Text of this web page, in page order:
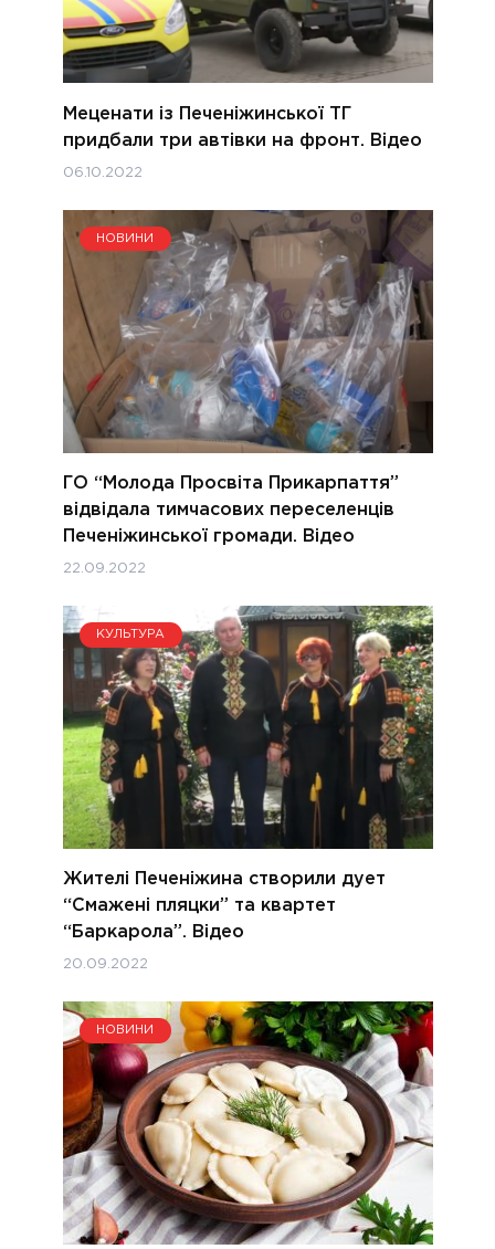
Меценати із Печеніжинської ТГ
придбали три автівки на фронт. Відео
06.10.2022
НОВИНИ
ГО “Молода Просвіта Прикарпаття”
відвідала тимчасових переселенців
Печеніжинської громади. Відео
22.09.2022
КУЛЬТУРА
Жителі Печеніжина створили дует
“Смажені пляцки” та квартет
“Баркарола”. Відео
20.09.2022
НОВИНИ